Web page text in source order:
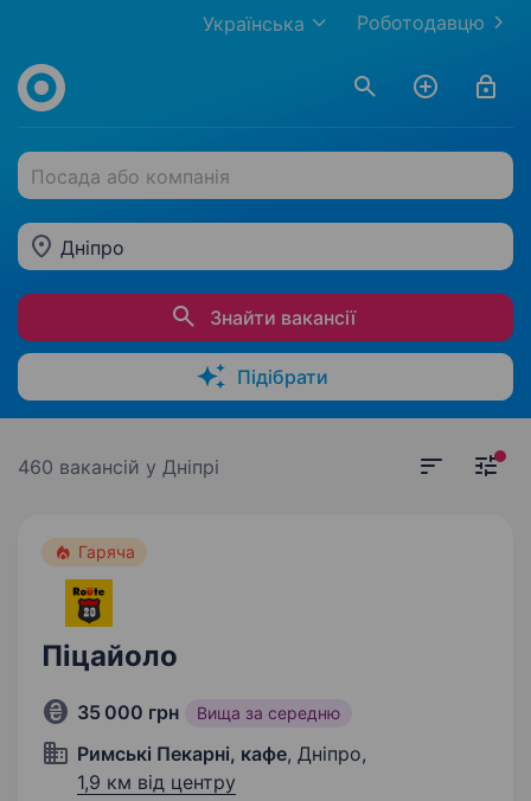
Роботодавцю
Українська
Посада або компанія
Дніпро
Знайти вакансії
Підібрати
460 вакансій у Дніпрі
Гаряча
Піцайоло
35 000 грн Вища за середню
Римські Пекарні, кафе, Дніпро,
1,9 км від центру